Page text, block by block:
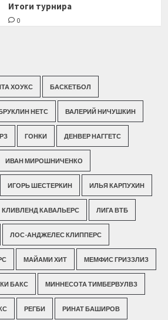
Итоги турнира
0
ХОУКС БАСКЕТБОЛ
НЕТС ВАЛЕРИЙ НИЧУШКИН
ГОНКИ ДЕНВЕР НАГГЕТС
ИВАН МИРОШНИЧЕНКО
ИГОРЬ ШЕСТЕРКИН ИЛЬЯ КАРПУХИН
КЛИВЛЕНД КАВАЛЬЕРС ЛИГА ВТБ
ЛОС-АНДЖЕЛЕС КЛИППЕРС
МАЙАМИ ХИТ МЕМФИС ГРИЗЗЛИЗ
БАКС МИННЕСОТА ТИМБЕРВУЛВЗ
РЕГБИ РИНАТ БАШИРОВ